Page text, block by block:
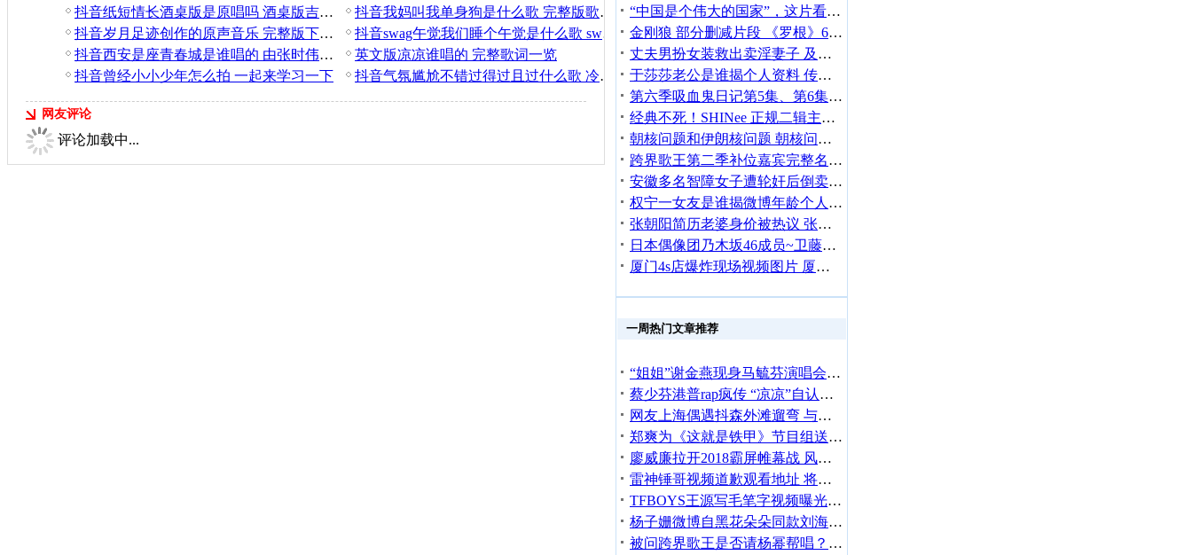
抖音纸短情长酒桌版是原唱吗 酒桌版吉他谱分享
抖音我妈叫我单身狗是什么歌 完整版歌词介绍
抖音岁月足迹创作的原声音乐 完整版下载地址分享
抖音swag午觉我们睡个午觉是什么歌 swag午觉歌词介绍
抖音西安是座青春城是谁唱的 由张时伟演唱
英文版凉凉谁唱的 完整歌词一览
抖音曾经小小少年怎么拍 一起来学习一下
抖音气氛尴尬不错过得过且过什么歌 冷战歌词介绍
网友评论
评论加载中...
“中国是个伟大的国家”，这片看完不是滋味
金刚狼 部分删减片段 《罗根》6删减片段曝光！ 神秘男孩能力吓歪网友
丈夫男扮女装救出卖淫妻子 及其被骗卖淫全过程
于莎莎老公是谁揭个人资料 传与男友陈启桓结婚
第六季吸血鬼日记第5集、第6集分集剧情介绍及预告
经典不死！SHINee 正规二辑主打歌〈Lucifer〉 获选为同名美剧配乐
朝核问题和伊朗核问题 朝核问题面临摊牌 朝核最新进展
跨界歌王第二季补位嘉宾完整名单 首发任嘉伦尬舞江珊苗圃唱功惊人
安徽多名智障女子遭轮奸后倒卖引关注
权宁一女友是谁揭微博年龄个人资料 阿娇前男友权宁一与少女时代jessica疑好事将近
张朝阳简历老婆身价被热议 张朝阳躺枪吸毒事件
日本偶像团乃木坂46成员~卫藤美彩（卫藤美彩）拍杂志写真宣传自己的写真集
厦门4s店爆炸现场视频图片 厦门4s店爆炸人员伤亡人数
一周热门文章推荐
“姐姐”谢金燕现身马毓芬演唱会支持 “下衣失踪”美腿吸睛
蔡少芬港普rap疯传 “凉凉”自认普通话可以：一直都不烂
网友上海偶遇抖森外滩遛弯 与粉丝亲切握手尽显绅士风范
郑爽为《这就是铁甲》节目组送水果拼盘 被赞人美心善
廖威廉拉开2018霸屏帷幕战 风格迥异犬系男好戏不停歇
雷神锤哥视频道歉观看地址 将缺席复联3上海发布会
TFBOYS王源写毛笔字视频曝光挥洒自如 双手修长实力吸睛
杨子姗微博自黑花朵朵同款刘海 网友打趣：灵魂画手
被问跨界歌王是否请杨幂帮唱？刘恺威开“黑”实力坑妻